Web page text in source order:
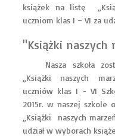
książek na listę
uczniom klas I – VI za
"Książki naszych
Nasza szkoła
„Książki
naszych
uczniów klas I - VI
2015r. w naszej szkole
„Książki
naszych
udział w wyborach